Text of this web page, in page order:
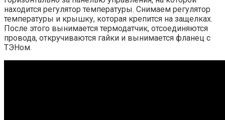
находится регулятор температуры. Снимаем регулятор
температуры и крышку, которая крепится на защелках.
После этого вынимается термодатчик, отсоединяются
провода, откручиваются гайки и вынимается фланец с
ТЭНом.